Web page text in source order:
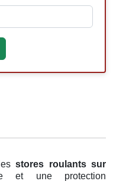
stores roulants sur
et une protection